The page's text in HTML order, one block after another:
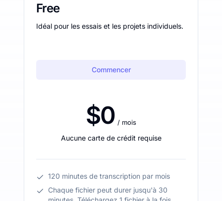
Free
Idéal pour les essais et les projets individuels.
Commencer
$0 / mois
Aucune carte de crédit requise
120 minutes de transcription par mois
Chaque fichier peut durer jusqu'à 30